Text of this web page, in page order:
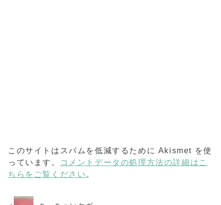
このサイトはスパムを低減するために Akismet を使
っています。
コメントデータの処理方法の詳細はこ
ちらをご覧ください 。